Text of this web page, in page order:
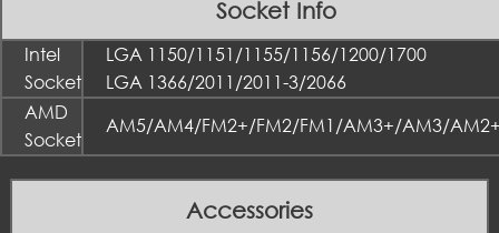
Socket Info
Intel
Socket
LGA 1150/1151/1155/1156/1200/1700
LGA 1366/2011/2011-3/2066
AMD
Socket
AM5/AM4/FM2+/FM2/FM1/AM3+/AM3/
Accessories